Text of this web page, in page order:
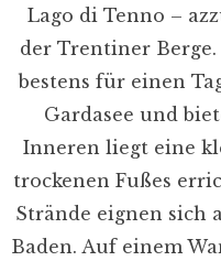
Lago di Tenno –
der Trentiner
bestens für einen
Gardasee und
Inneren liegt eine
trockenen Fußes
Strände eignen sich
Baden. Auf einem